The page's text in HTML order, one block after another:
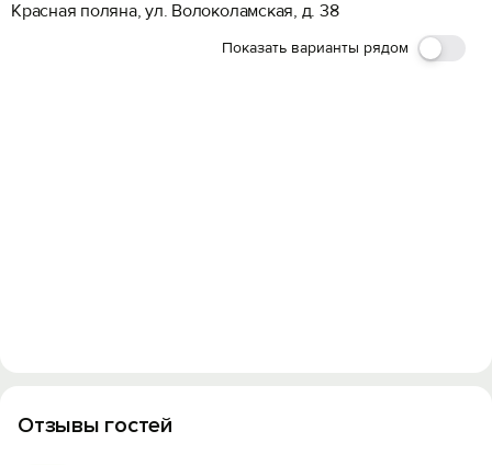
Красная поляна, ул. Волоколамская, д. 38
Показать варианты рядом
Отзывы гостей